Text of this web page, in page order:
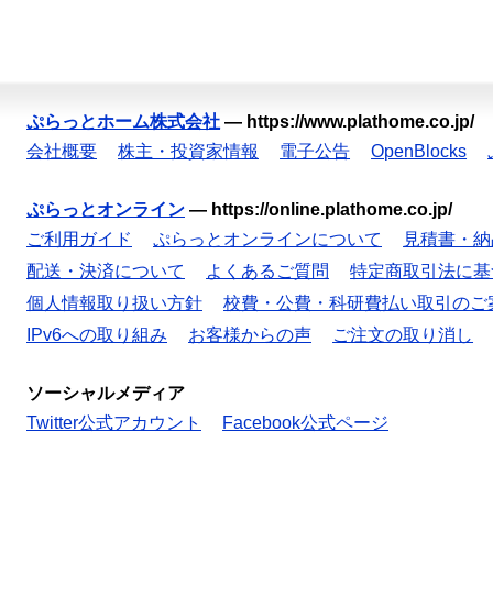
ぷらっとホーム株式会社 — https://www.plathome.co.jp/
会社概要
株主・投資家情報 電子公告 OpenBlocks
ぷらっとオンライン — https://online.plathome.co.jp/
ご利用ガイド
ぷらっとオンラインについて
見積書・
配送・決済について
よくあるご質問
特定商取引法に
個人情報取り扱い方針
校費・公費・科研費払い取引のご
IPv6への取り組み
お客様からの声 ご注文の取り消し
ソーシャルメディア
Twitter公式アカウント
Facebook公式ページ